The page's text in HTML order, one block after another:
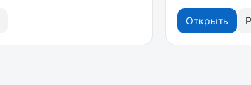
Открыть